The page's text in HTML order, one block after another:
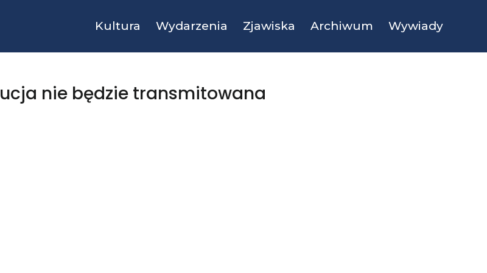
Kultura Wydarzenia Zjawiska Archiwum Wywiady
nie będzie transmitowana